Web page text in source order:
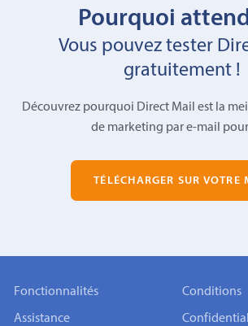
Pourquoi
Vous pouvez tester
gratuitement !
Découvrez pourquoi Direct Mail est la
de marketing par e-mail
TÉLÉCHARGER SUR VOTRE
Fonctionnalités
Assistance
Conditions